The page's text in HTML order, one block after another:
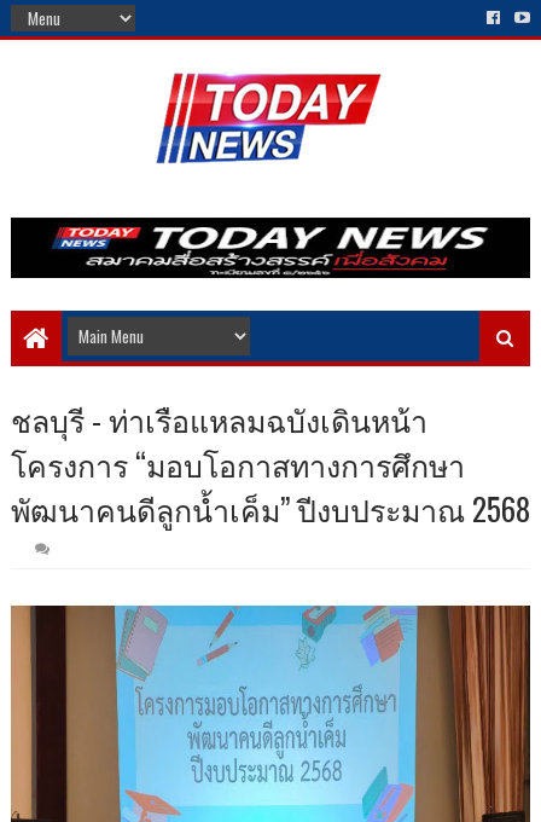
ชลบุรี - ท่าเรือแหลมฉบังเดินหน้า
โครงการ “มอบโอกาสทางการศึกษา
พัฒนาคนดีลูกน้ำเค็ม” ปีงบประมาณ 2568